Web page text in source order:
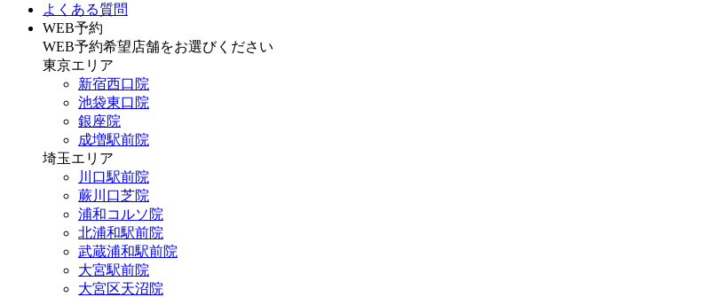
よくある質問
WEB予約
WEB予約希望店舗をお選びください
東京エリア
新宿西口院
池袋東口院
銀座院
成増駅前院
埼玉エリア
川口駅前院
蕨川口芝院
浦和コルソ院
北浦和駅前院
武蔵浦和駅前院
大宮駅前院
大宮区天沼院